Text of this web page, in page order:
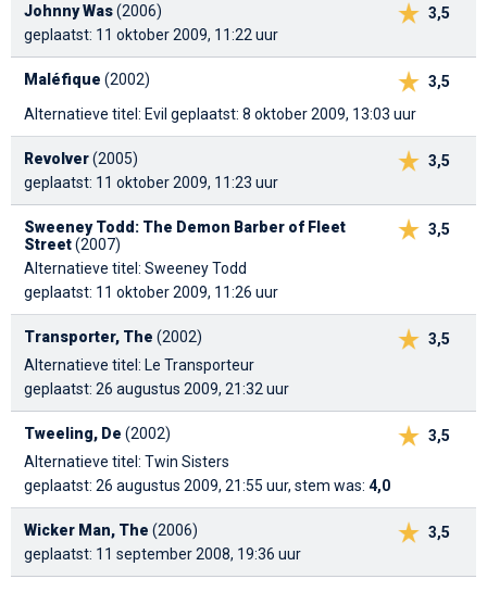
3,5
Johnny Was(2006)
geplaatst: 11 oktober 2009, 11:22 uur
3,5
Maléfique (2002)
Alternatieve titel: Evil geplaatst: 8 oktober 2009, 13:03 uur
3,5
Revolver(2005)
geplaatst: 11 oktober 2009, 11:23 uur
3,5
Sweeney Todd: The Demon Barber of Fleet
Street(2007)
Alternatieve titel: Sweeney Todd
geplaatst: 11 oktober 2009, 11:26 uur
3,5
Transporter, The (2002)
Alternatieve titel: Le Transporteur
geplaatst: 26 augustus 2009, 21:32 uur
3,5
Tweeling, De (2002)
Alternatieve titel: Twin Sisters
geplaatst: 26 augustus 2009, 21:55 uur, stem was: 4,0
3,5
Wicker Man, The (2006)
geplaatst: 11 september 2008, 19:36 uur